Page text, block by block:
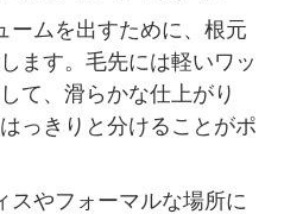
ームを出すために、根元
ます。毛先には軽いワッ
て、滑らかな仕上がり
っきりと分けることがポ
スやフォーマルな場所に